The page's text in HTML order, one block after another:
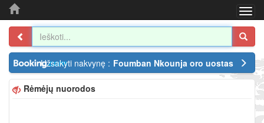
Užsakyti nakvynę : Foumban Nkounja oro uostas
Rėmėjų nuorodos